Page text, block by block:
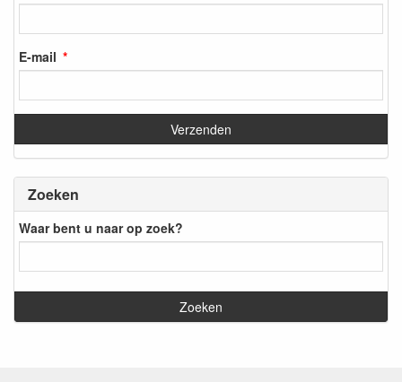
E-mail
Zoeken
Waar bent u naar op zoek?